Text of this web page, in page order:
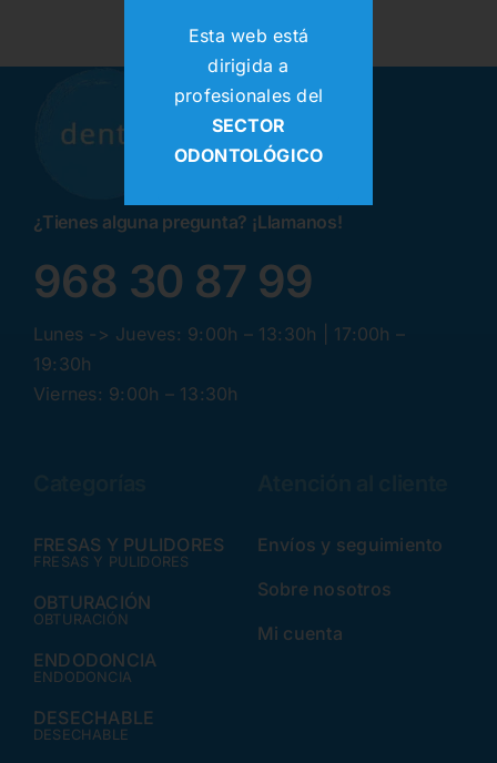
¿Tienes alguna pregunta? ¡Llamanos!
968 30 87 99
Lunes -> Jueves: 9:00h – 13:30h | 17:00h –
19:30h
Viernes: 9:00h – 13:30h
FRESAS Y PULIDORES
FRESAS Y PULIDORES
OBTURACIÓN
OBTURACIÓN
ENDODONCIA
ENDODONCIA
DESECHABLE
DESECHABLE
Envíos y seguimiento
Sobre nosotros
Mi cuenta
Esta web está
dirigida a
profesionales del
SECTOR
ODONTOLÓGICO